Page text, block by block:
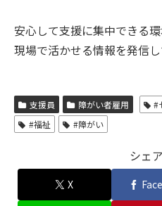
安心して支援に集中できる
現場で活かせる情報を発信
支援員 障がい者雇用 #
#福祉
#障がい
シェ
X